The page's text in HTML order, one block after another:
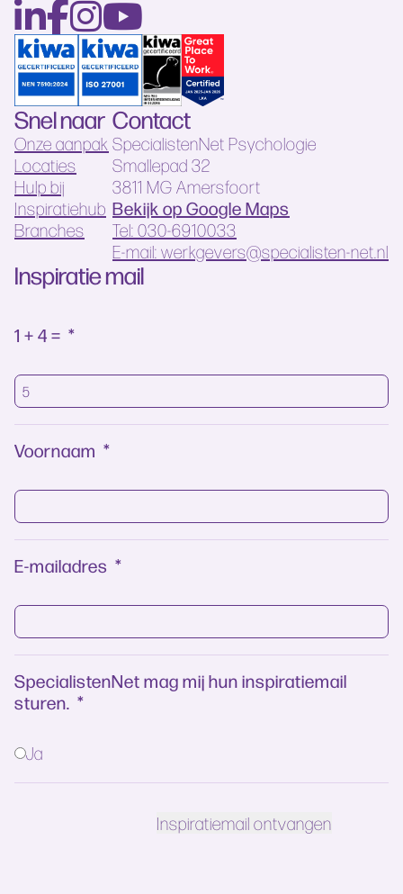
Snel naar
Onze aanpak
Locaties
Hulp bij
Inspiratiehub
Branches
Contact
SpecialistenNet Psychologie
Smallepad 32
3811 MG Amersfoort
Bekijk op Google Maps
Tel: 030-6910033
E-mail: werkgevers@specialisten-net.nl
Inspiratie mail
1 + 4 = *
Voornaam *
E-mailadres *
SpecialistenNet mag mij hun inspiratiemail
sturen. *
Ja